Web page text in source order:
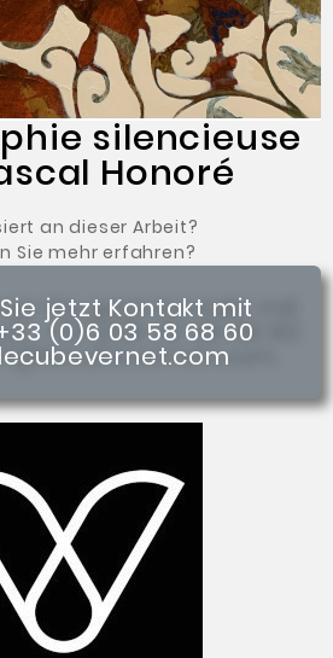
silencieuse
Honoré
an dieser Arbeit?
Sie mehr erfahren?
jetzt Kontakt mit
(0)6 03 58 68 60